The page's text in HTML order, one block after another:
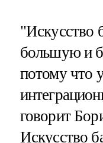
"Искусство
большую и
потому что
говорит
Искусство